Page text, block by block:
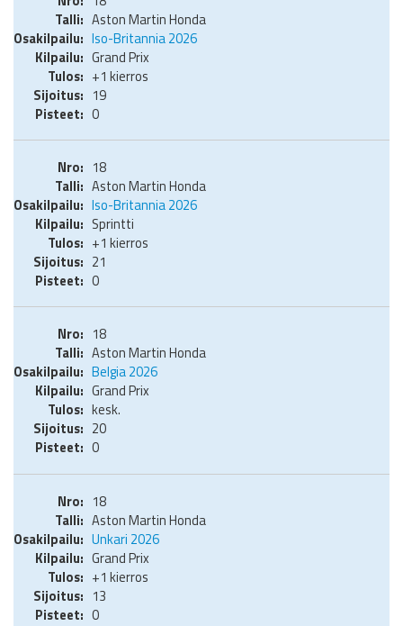
Aston Martin Honda
Iso-Britannia 2026
Grand Prix
+1 kierros
19
0
18
Aston Martin Honda
Iso-Britannia 2026
Sprintti
+1 kierros
21
0
18
Aston Martin Honda
Belgia 2026
Grand Prix
kesk.
20
0
18
Aston Martin Honda
Unkari 2026
Grand Prix
+1 kierros
13
0